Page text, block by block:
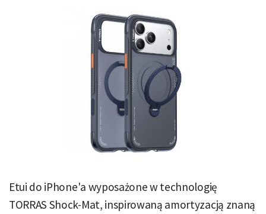
Etui do iPhone'a wyposażone w technologię
TORRAS Shock-Mat, inspirowaną amortyzacją znaną